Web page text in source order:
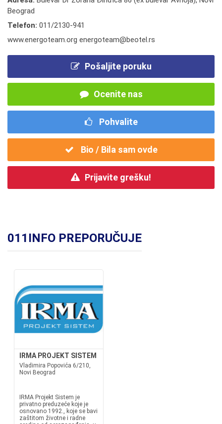
Beograd
Telefon: 011/2130-941
www.energoteam.org energoteam@beotel.rs
Pošaljite poruku
Ocenite nas
Pohvalite
Bio / Bila sam ovde
Prijavite grešku!
011INFO PREPORUČUJE
IRMA PROJEKT SISTEM
Vladimira Popovića 6/210,
Novi Beograd
IRMA Projekt Sistem je
privatno preduzeće koje je
osnovano 1992., koje se bavi
zaštitom životne i radne